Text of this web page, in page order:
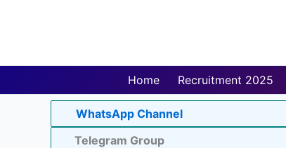
Home Recruitment 2025
WhatsApp Channel
Telegram Group